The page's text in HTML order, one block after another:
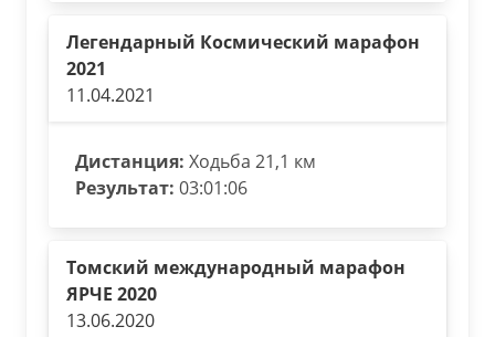
Легендарный Космический марафон
2021
11.04.2021
Дистанция: Ходьба 21,1 км
Результат: 03:01:06
Томский международный марафон
ЯРЧЕ 2020
13.06.2020